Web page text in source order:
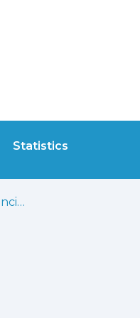
Statistics
Consumo de substâncias psicoactivas na população estudantil da Escola Superior de Tecnologia da Saúde de Lisboa